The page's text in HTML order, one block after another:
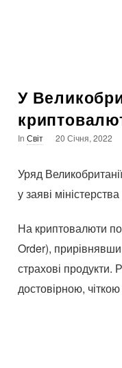
У
In Світ 20 Січня, 2022
Уряд
у заяві
На криптовалюти
Order), прирівнявши
страхові продукти.
достовірною,